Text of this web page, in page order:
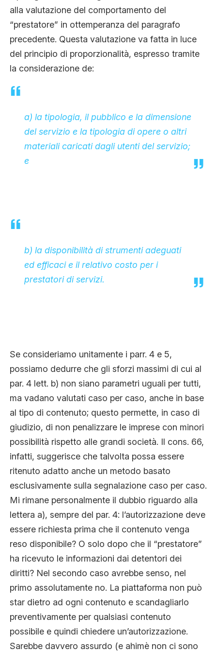
alla valutazione del comportamento del
“prestatore” in ottemperanza del paragrafo
precedente. Questa valutazione va fatta in luce
del principio di proporzionalità, espresso tramite
la considerazione de:
a) la tipologia, il pubblico e la dimensione
del servizio e la tipologia di opere o altri
materiali caricati dagli utenti del servizio;
e
b) la disponibilità di strumenti adeguati
ed efficaci e il relativo costo per i
prestatori di servizi.
Se consideriamo unitamente i parr. 4 e 5,
possiamo dedurre che gli sforzi massimi di cui al
par. 4 lett. b) non siano parametri uguali per tutti,
ma vadano valutati caso per caso, anche in base
al tipo di contenuto; questo permette, in caso di
giudizio, di non penalizzare le imprese con minori
possibilità rispetto alle grandi società. Il cons. 66,
infatti, suggerisce che talvolta possa essere
ritenuto adatto anche un metodo basato
esclusivamente sulla segnalazione caso per caso.
Mi rimane personalmente il dubbio riguardo alla
lettera a), sempre del par. 4: l’autorizzazione deve
essere richiesta prima che il contenuto venga
reso disponibile? O solo dopo che il “prestatore”
ha ricevuto le informazioni dai detentori dei
diritti? Nel secondo caso avrebbe senso, nel
primo assolutamente no. La piattaforma non può
star dietro ad ogni contenuto e scandagliarlo
preventivamente per qualsiasi contenuto
possibile e quindi chiedere un’autorizzazione.
Sarebbe davvero assurdo (e ahimè non ci sono